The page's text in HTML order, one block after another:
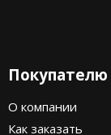
Покупателю
О компании
Как заказать